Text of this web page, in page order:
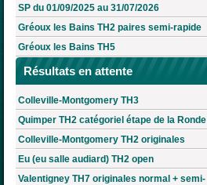
SP du 01/09/2025 au 31/07/2026
Gréoux les Bains TH2 paires semi-rapide
Gréoux les Bains TH5
Résultats en attente
Colleville-Montgomery TH3
Quimper TH2 catégoriel étape de la Ronde
Colleville-Montgomery TH2 originales
Eu (eu salle audiard) TH2 open
Valentigney TH7 originales normal + semi-